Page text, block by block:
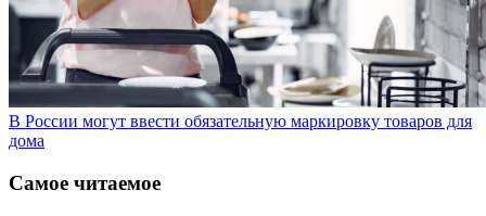
В России могут ввести обязательную маркировку товаров для
дома